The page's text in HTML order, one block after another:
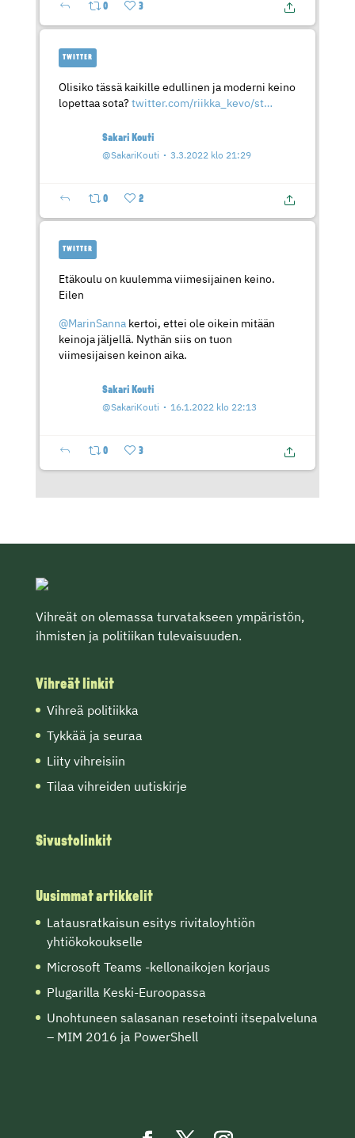
0 3
Olisiko tässä kaikille edullinen ja moderni keino
lopettaa sota?twitter.com/riikka_kevo/st…
Sakari Kouti
@SakariKouti
3.3.2022 klo 21:29
TWITTER
0 2
Etäkoulu on kuulemma viimesijainen keino.
Eilen
@MarinSanna kertoi, ettei ole oikein mitään
keinoja jäljellä. Nythän siis on tuon
viimesijaisen keinon aika.
Sakari Kouti
@SakariKouti
16.1.2022 klo 22:13
TWITTER
0 3
Vihreät on olemassa turvatakseen ympäristön,
ihmisten ja politiikan tulevaisuuden.
Vihreät linkit
Vihreä politiikka
Tykkää ja seuraa
Liity vihreisiin
Tilaa vihreiden uutiskirje
Sivustolinkit
Uusimmat artikkelit
Latausratkaisun esitys rivitaloyhtiön
yhtiökokoukselle
Microsoft Teams -kellonaikojen korjaus
Plugarilla Keski-Euroopassa
Unohtuneen salasanan resetointi itsepalveluna
– MIM 2016 ja PowerShell